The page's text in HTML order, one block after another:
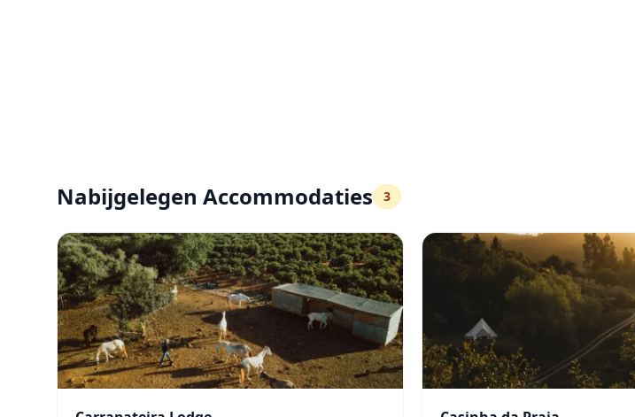
Nabijgelegen Accommodaties 3